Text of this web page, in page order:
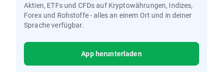
Aktien, ETFs und CFDs auf Kryptowährungen, Indizes,
Forex und Rohstoffe - alles an einem Ort und in deiner
Sprache verfügbar.
App herunterladen